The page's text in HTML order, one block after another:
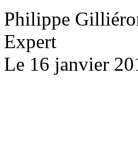
Philippe
Expert
Le 16 janvier